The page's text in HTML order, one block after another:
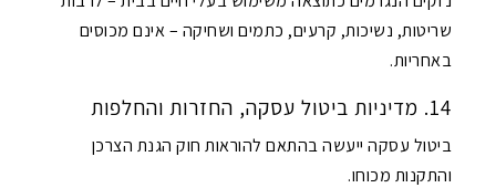
שריטות, נשיכות, קרעים, כתמים ושחיקה – אינם מכוסים
באחריות.
14. מדיניות ביטול עסקה, החזרות והחלפות
ביטול עסקה ייעשה בהתאם להוראות חוק הגנת הצרכן
והתקנות מכוחו.